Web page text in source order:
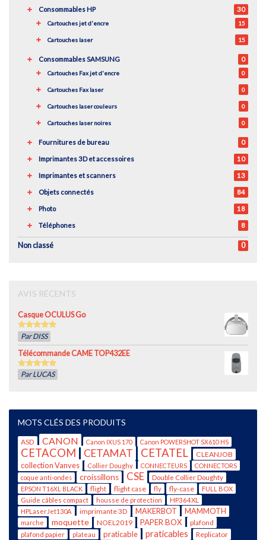
Consommables HP 30
Cartouches jet d'encre 15
Cartouches laser 15
Consommables SAMSUNG 0
Cartouches Fax jet d'encre 0
Cartouches Fax laser 0
Cartouches laser couleurs 0
Cartouches laser noires 0
Fournitures de bureau 0
Imprimantes 3D et accessoires 10
Imprimantes et scanners 13
Objets connectés 84
Photo 18
Téléphones 8
Non classé 0
AVIS RÉCENTS
Casque OCULUS Go
out of 5
Par DISS
Télécommande CAME TOP432EE
5out of 5
Par LUCAS
MOTS CLÉS DES PRODUITS
ASD CANON Canon IXUS 170 Canon POWERSHOT SX610 HS
CETACOM CETAMAT CETATEL CLEANJOB
collection Vanves Collier Doughy CONNECTEURS
CONNECTORS
coque anti-ondes
croissillons CSE
Double Collier Doughty
EPSON T16XL BLACK
flight flight case fly fly-case
FULL BOX
Guide câbles compact
housse de protection
HP364XL
HPLaserJet130A
imprimante 3D MAKERBOT MAMMOTH
marche moquette NOEL2019 PAPER BOX plafond
plafond papier plateau praticable praticables Replicator